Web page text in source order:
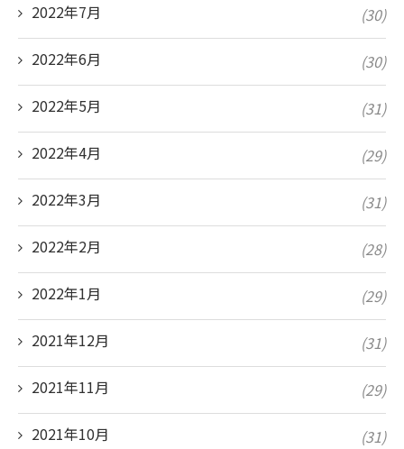
2022年7月 (30)
2022年6月 (30)
2022年5月 (31)
2022年4月 (29)
2022年3月 (31)
2022年2月 (28)
2022年1月 (29)
2021年12月 (31)
2021年11月 (29)
2021年10月 (31)